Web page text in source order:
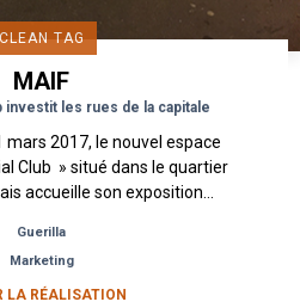
CLEAN TAG
MAIF
investit les rues de la capitale
mars 2017, le nouvel espace
Club » situé dans le quartier
accueille son exposition...
Guerilla
Marketing
LA RÉALISATION